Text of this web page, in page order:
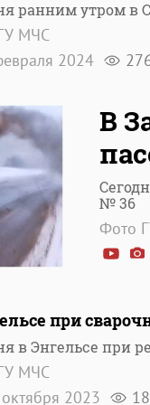
ранним утром в
МЧС
2024
В
№ 36
Фото
при
в Энгельсе при
МЧС
2023